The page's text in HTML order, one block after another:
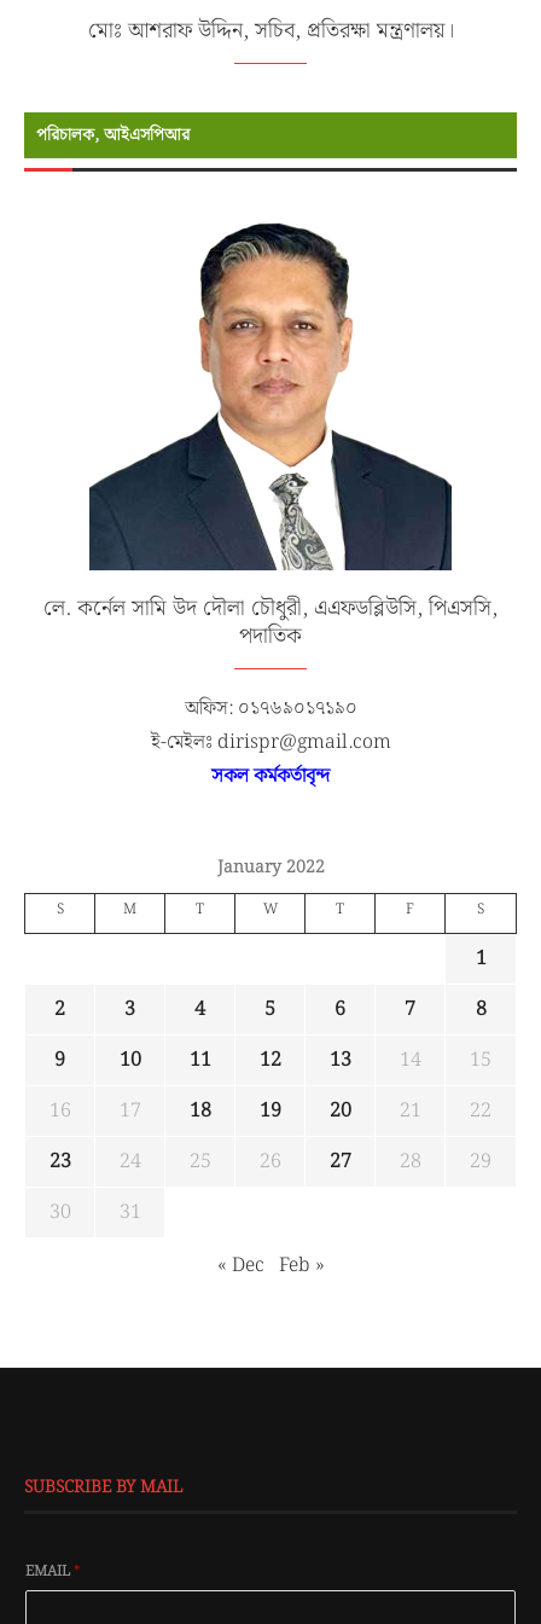
মোঃ আশরাফ উদ্দিন, সচিব, প্রতিরক্ষা মন্ত্রণালয়।
পরিচালক, আইএসপিআর
লে. কর্নেল সামি উদ দৌলা চৌধুরী, এএফডব্লিউসি, পিএসসি,
পদাতিক
অফিস: ০১৭৬৯০১৭১৯০
ই-মেইলঃ dirispr@gmail.com
সকল কর্মকর্তাবৃন্দ
January 2022
S M T W T F S
1
2
3 4 5 6 7
8
9
10 11 12 13 14
15
16
17 18 19 20 21
22
23
24 25 26 27 28
29
30
31
« Dec Feb »
SUBSCRIBE BY MAIL
EMAIL*